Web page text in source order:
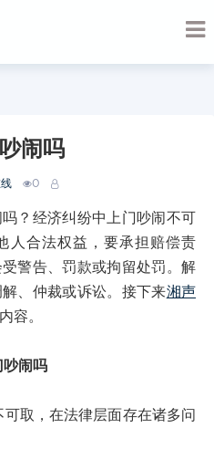
闹吗
0
经济纠纷中上门吵闹不可
人合法权益，要承担赔偿责
警告、罚款或拘留处罚。解
、仲裁或诉讼。接下来湘声
容。
吵闹吗
，在法律层面存在诸多问